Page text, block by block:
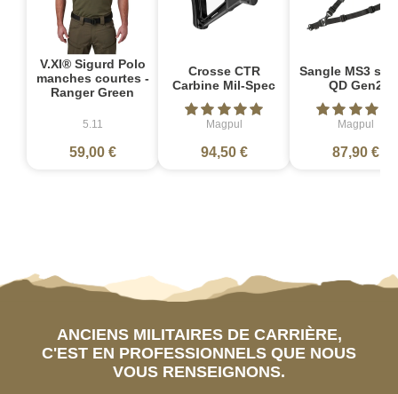
V.XI® Sigurd Polo
manches courtes -
Ranger Green
5.11
59,00 €
Crosse CTR
Carbine Mil-Spec
Magpul
94,50 €
Sangle MS3
QD Gen2
Magpul
87,90 €
ANCIENS MILITAIRES DE CARRIÈRE,
C'EST EN PROFESSIONNELS QUE NOUS
VOUS RENSEIGNONS.